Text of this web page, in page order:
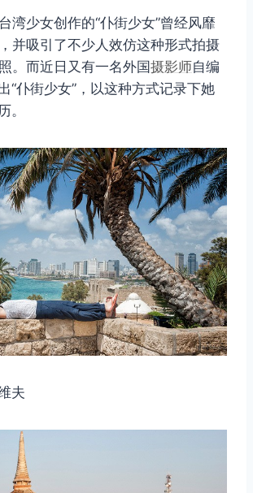
湾少女创作的“仆街少女”曾经风靡
并吸引了不少人效仿这种形式拍摄
。而近日又有一名外国摄影师自编
“仆街少女”，以这种方式记录下她
。
夫